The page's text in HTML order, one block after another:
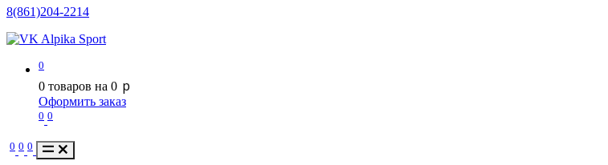
8(861)204-2214
0
0 товаров на 0 p
Оформить заказ
0 0
0 0 0